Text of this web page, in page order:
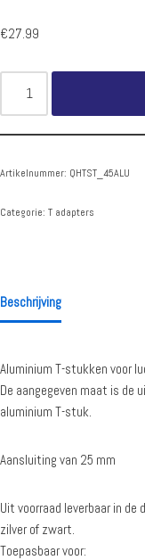
€27.99
Artikelnummer: QHTST_45ALU
Categorie: T adapters
Beschrijving
Aluminium T-stukken voor
De aangegeven maat is de
aluminium T-stuk.
Aansluiting van 25 mm
Uit voorraad leverbaar in
zilver of zwart.
Toepasbaar voor: